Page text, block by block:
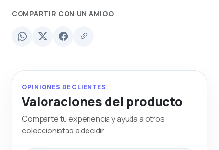
COMPARTIR CON UN AMIGO
OPINIONES DE CLIENTES
Valoraciones del producto
Comparte tu experiencia y ayuda a otros
coleccionistas a decidir.